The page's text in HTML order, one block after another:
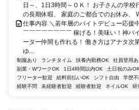
日～、1日3時間～ＯＫ！ お子さんの学校
の長期休暇、 家庭のご都合でのお休み、
仕事内容 ＼若年層のバイトデビュー応援
￣￣￣￣￣￣￣￣ 稼げる！美味い！神バ
ーター仲間も作れる！ 働き方はアナタ次
ゆ...
制服あり ランチタイム 扶養内勤務OK 社員登用あ
副業・WワークOK
1日4時間以内OK 土日祝のみOK
フリーター歓迎
給料前払いOK シフト自由 学歴不
経験不問
未経験者歓迎 経験者歓迎 ネイルOK 研